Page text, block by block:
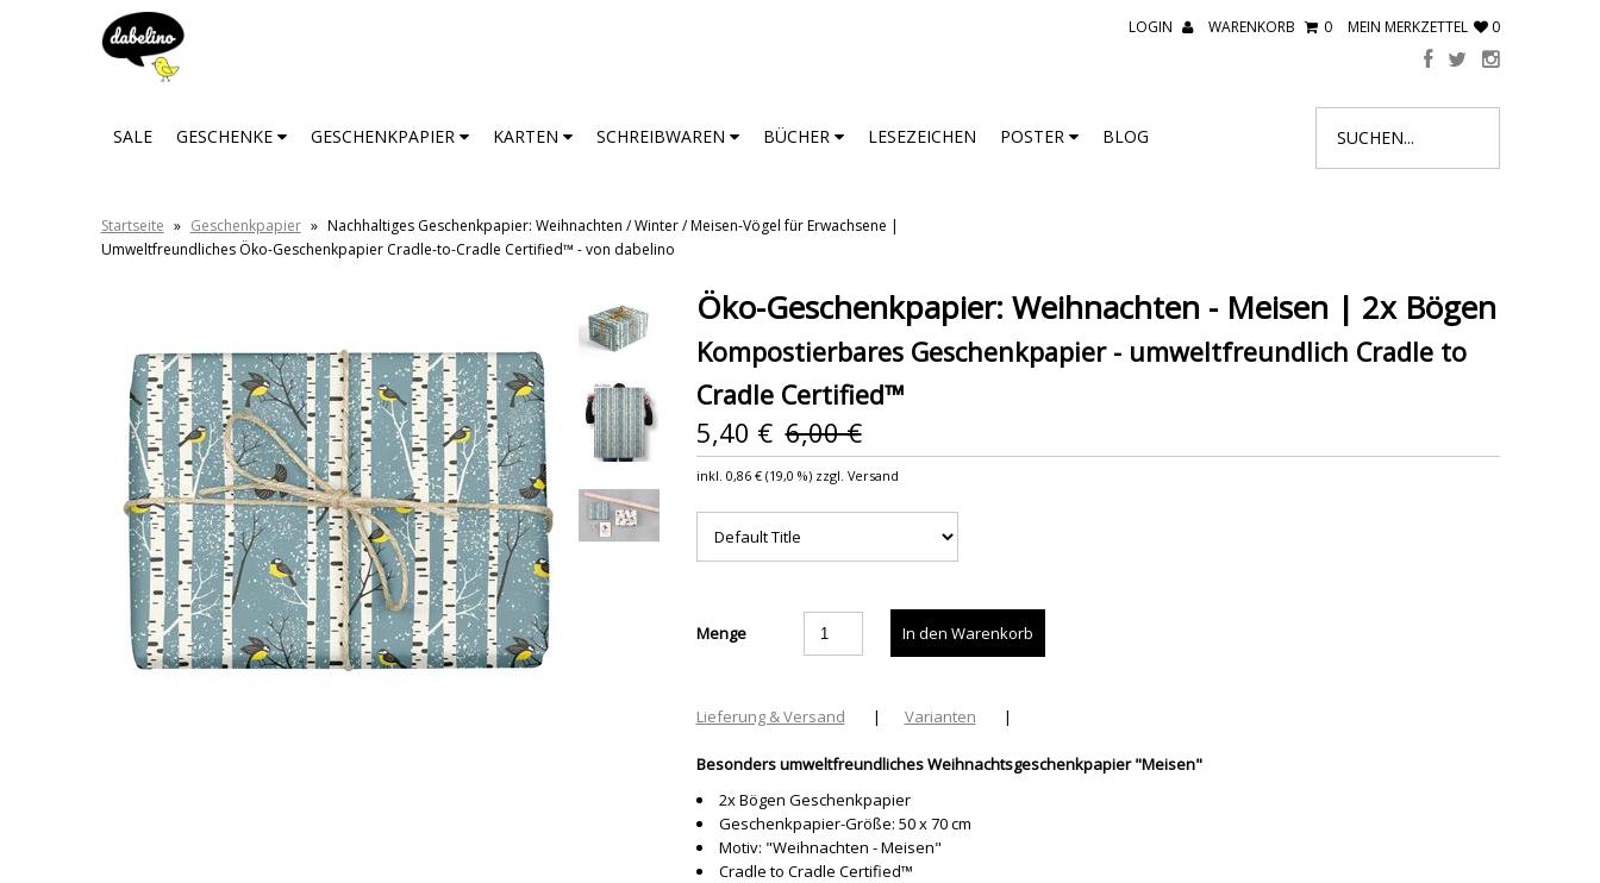
LOGIN WARENKORB 0 MEIN MERKZETTEL 0
SALE GESCHENKE GESCHENKPAPIER KARTEN SCHREIBWAREN BÜCHER LESEZEICHEN POSTER BLOG
Startseite » Geschenkpapier » Nachhaltiges Geschenkpapier: Weihnachten / Winter / Meisen-Vögel für Erwachsene |
Umweltfreundliches Öko-Geschenkpapier Cradle-to-Cradle Certified™ - von dabelino
Öko-Geschenkpapier: Weihnachten - Meisen | 2x Bögen
Kompostierbares Geschenkpapier - umweltfreundlich Cradle to
Cradle Certified™
5,40 € 6,00 €
inkl. 0,86 €(19,0 %) zzgl. Versand
Menge
Lieferung & Versand | Varianten |
Besonders umweltfreundliches Weihnachtsgeschenkpapier "Meisen"
2x Bögen Geschenkpapier
Geschenkpapier-Größe: 50 x 70 cm
Motiv: "Weihnachten - Meisen"
Cradle to Cradle Certified™